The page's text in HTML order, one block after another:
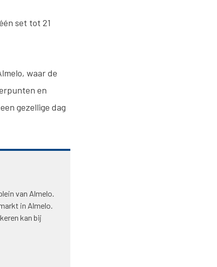
set tot 21
waar de
en
gezellige dag
van Almelo.
in Almelo.
kan bij